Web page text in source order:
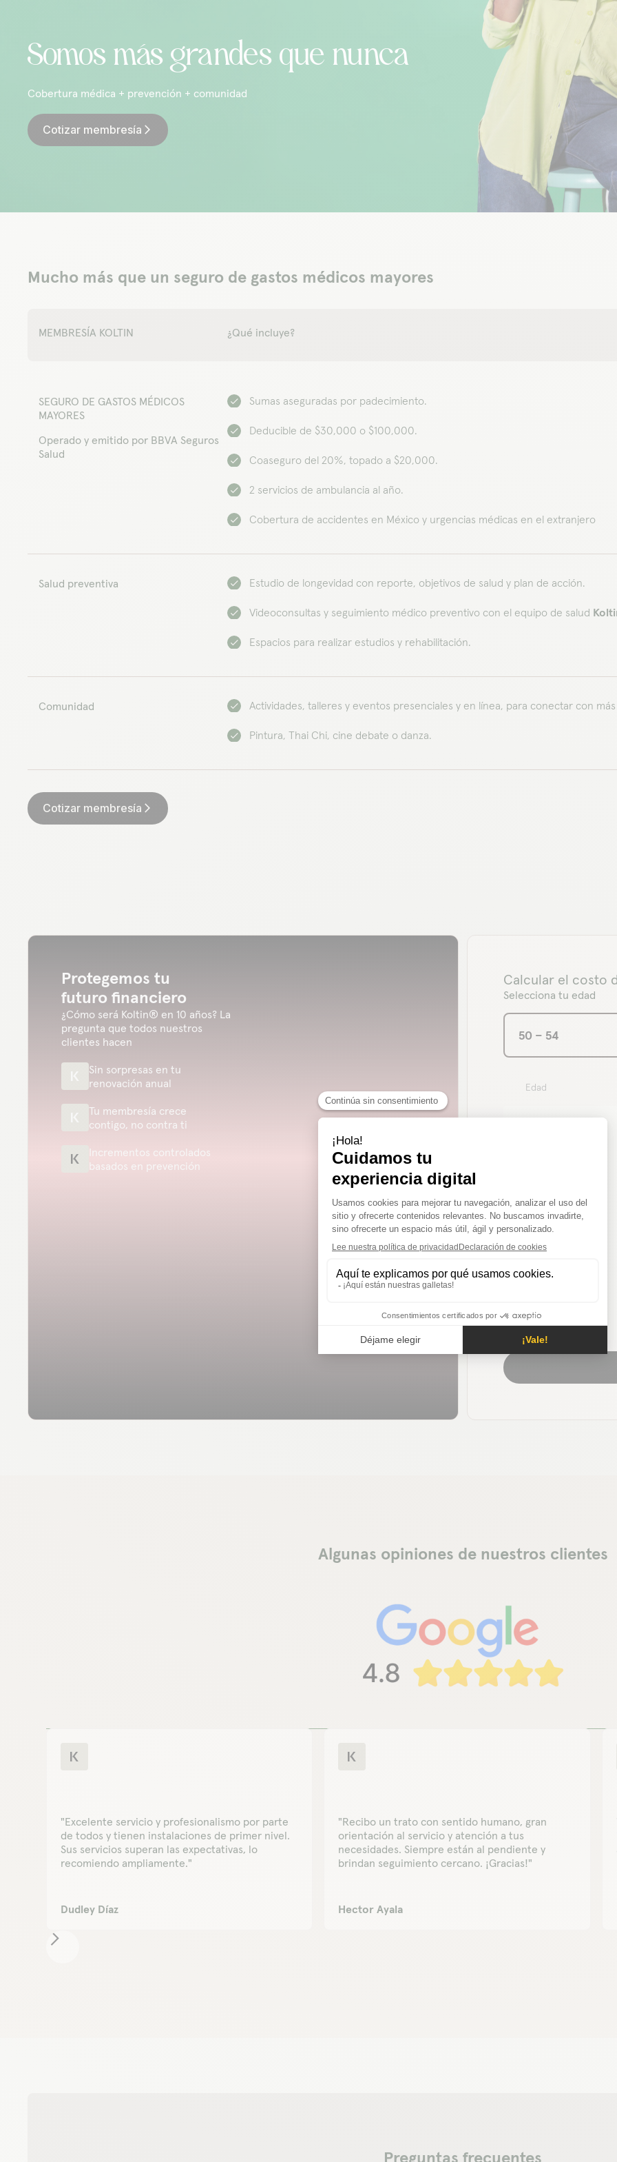
Somos más grandes que nunca
Cobertura médica + prevención + comunidad
Cotizar membresía arrow_forward_ios
Mucho más que un seguro de gastos médicos mayores
MEMBRESÍA KOLTIN ¿Qué incluye?
SEGURO DE GASTOS MÉDICOS
MAYORES
Operado y emitido por BBVA Seguros
Salud
Sumas aseguradas por padecimiento.
Deducible de $30,000 o $100,000.
Coaseguro del 20%, topado a $20,000.
2 servicios de ambulancia al año.
Cobertura de accidentes en México y urgencias médicas en el extranjero
Salud preventiva Estudio de longevidad con reporte, objetivos de salud y plan de acción.
Videoconsultas y seguimiento médico preventivo con el equipo de salud
Espacios para realizar estudios y rehabilitación.
Comunidad Actividades, talleres y eventos presenciales y en línea, para conectar con
Pintura, Thai Chi, cine debate o danza.
Cotizar membresía arrow_forward_ios
Protegemos tu
futuro financiero
¿Cómo será Koltin® en 10 años? La
pregunta que todos nuestros
clientes hacen
Sin sorpresas en tu
renovación anual
Tu membresía crece
contigo, no contra ti
Incrementos controlados
basados en prevención
Calcular el costo
Selecciona tu edad
50 – 54
Edad
52 años
53 años
54 años
Algunas opiniones de nuestros clientes
"Excelente servicio y profesionalismo por parte
de todos y tienen instalaciones de primer nivel.
Sus servicios superan las expectativas, lo
recomiendo ampliamente."
Dudley Díaz
"Recibo un trato con sentido humano, gran
orientación al servicio y atención a tus
necesidades. Siempre están al pendiente y
brindan seguimiento cercano. ¡Gracias!"
Hector Ayala
Preguntas frecuentes